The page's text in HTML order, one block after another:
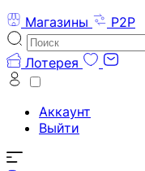
Магазины
P2P
Лотерея
Аккаунт
Выйти